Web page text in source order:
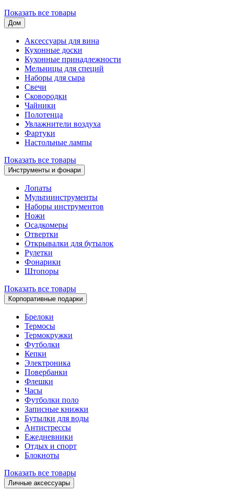
Показать все товары
Дом
Аксессуары для вина
Кухонные доски
Кухонные принадлежности
Мельницы для специй
Наборы для сыра
Свечи
Сковородки
Чайники
Полотенца
Увлажнители воздуха
Фартуки
Настольные лампы
Показать все товары
Инструменты и фонари
Лопаты
Мультиинструменты
Наборы инструментов
Ножи
Осадкомеры
Отвертки
Открывалки для бутылок
Рулетки
Фонарики
Штопоры
Показать все товары
Корпоративные подарки
Брелоки
Термосы
Термокружки
Футболки
Кепки
Электроника
Повербанки
Флешки
Часы
Футболки поло
Записные книжки
Бутылки для воды
Антистрессы
Ежедневники
Отдых и спорт
Блокноты
Показать все товары
Личные аксессуары